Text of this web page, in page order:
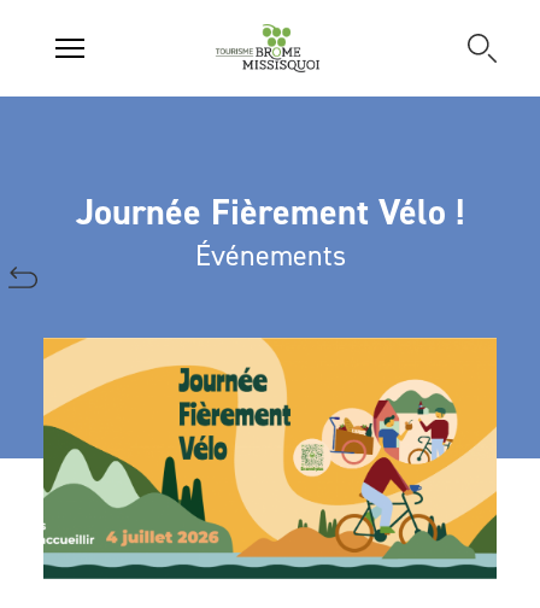
Journée Fièrement Vélo !
Événements